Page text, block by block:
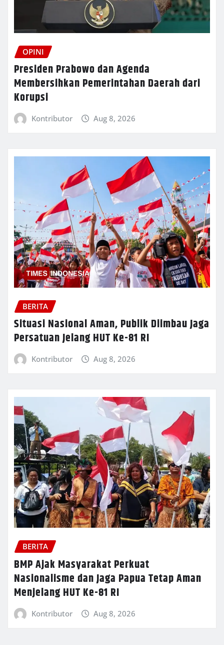
OPINI
Presiden Prabowo dan Agenda
Membersihkan Pemerintahan Daerah dari
Korupsi
Kontributor Aug 8, 2026
BERITA
Situasi Nasional Aman, Publik Diimbau Jaga
Persatuan Jelang HUT Ke-81 RI
Kontributor Aug 8, 2026
BERITA
BMP Ajak Masyarakat Perkuat
Nasionalisme dan Jaga Papua Tetap Aman
Menjelang HUT Ke-81 RI
Kontributor Aug 8, 2026